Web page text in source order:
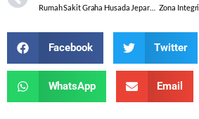
Rumah Sakit Graha Husada Jepara Gandeng Pokjaluh Berikan Binrohtal Zona
Facebook Twitter
WhatsApp Email